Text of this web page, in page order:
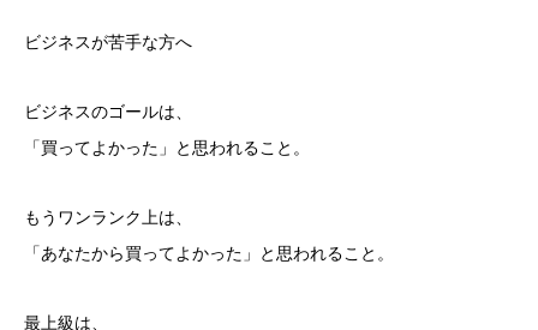
ビジネスが苦手な方へ
ビジネスのゴールは、
「買ってよかった」と思われること。
もうワンランク上は、
「あなたから買ってよかった」と思われること。
最上級は、